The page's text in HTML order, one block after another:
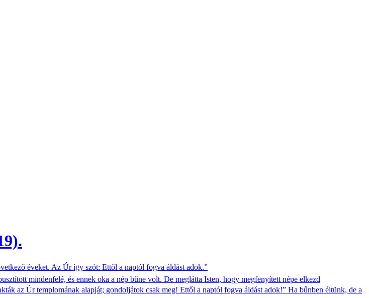
éveket. Az Úr így szót: Ettől a naptól fogva áldást adok.”
mindenfelé, és ennek oka a nép bűne volt. De meglátta Isten, hogy megfenyített népe elkezd
az Úr templomának alapját; gondoljátok csak meg! Ettől a naptól fogva áldást adok!” Ha bűnben éltünk, de a